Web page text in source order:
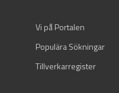
Vi på Portalen
Populära Sökningar
Tillverkarregister